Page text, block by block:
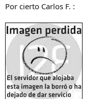
Por cierto Carlos F. :